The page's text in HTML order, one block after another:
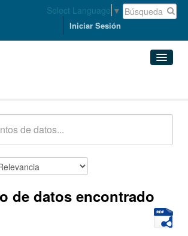
Select Language ▼
Iniciar Sesión
de datos encontrado